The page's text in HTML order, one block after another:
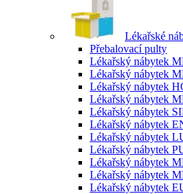
Lékařské
Přebalovací pulty
Lékařský nábytek
Lékařský nábytek
Lékařský nábytek
Lékařský nábytek
Lékařský nábytek
Lékařský nábytek
Lékařský nábytek
Lékařský nábytek
Lékařský nábytek
Lékařský nábytek
Lékařský nábytek